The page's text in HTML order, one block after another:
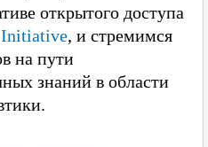
открытого доступа
Initiative, и стремимся
на пути
знаний в области